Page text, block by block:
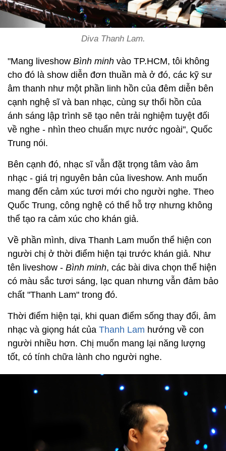
Diva Thanh Lam.
"Mang liveshow Bình minh vào TP.HCM, tôi không
cho đó là show diễn đơn thuần mà ở đó, các kỹ sư
âm thanh như một phần linh hồn của đêm diễn bên
cạnh nghệ sĩ và ban nhạc, cùng sự thổi hồn của
ánh sáng lập trình sẽ tạo nên trải nghiệm tuyệt đối
về nghe - nhìn theo chuẩn mực nước ngoài", Quốc
Trung nói.
Bên cạnh đó, nhạc sĩ vẫn đặt trọng tâm vào âm
nhạc - giá trị nguyên bản của liveshow. Anh muốn
mang đến cảm xúc tươi mới cho người nghe. Theo
Quốc Trung, công nghệ có thể hỗ trợ nhưng không
thể tạo ra cảm xúc cho khán giả.
Về phần mình, diva Thanh Lam muốn thể hiện con
người chị ở thời điểm hiện tại trước khán giả. Như
tên liveshow - Bình minh, các bài diva chọn thể hiện
có màu sắc tươi sáng, lạc quan nhưng vẫn đảm bảo
chất "Thanh Lam" trong đó.
Thời điểm hiện tại, khi quan điểm sống thay đổi, âm
nhạc và giọng hát của Thanh Lam hướng về con
người nhiều hơn. Chị muốn mang lại năng lượng
tốt, có tính chữa lành cho người nghe.